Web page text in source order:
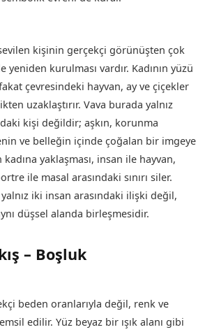
kişinin gerçekçi görünüşten çok
yeniden kurulması vardır. Kadının yüzü
çevresindeki hayvan, ay ve çiçekler
uzaklaştırır. Vava burada yalnız
kişi değildir; aşkın, korunma
ve belleğin içinde çoğalan bir imgeye
kadına yaklaşması, insan ile hayvan,
ile masal arasındaki sınırı siler.
iki insan arasındaki ilişki değil,
düşsel alanda birleşmesidir.
– Boşluk
beden oranlarıyla değil, renk ve
edilir. Yüz beyaz bir ışık alanı gibi